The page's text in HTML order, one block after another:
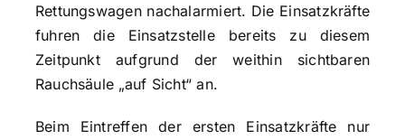
Rettungswagen nachalarmiert. Die Einsatzkräfte
fuhren die Einsatzstelle bereits zu diesem
Zeitpunkt aufgrund der weithin sichtbaren
Rauchsäule „auf Sicht“ an.
Beim Eintreffen der ersten Einsatzkräfte nur